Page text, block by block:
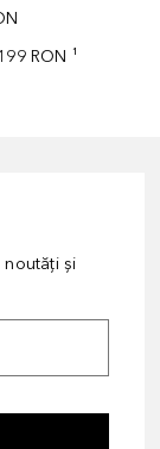
RON ¹
noutăți și